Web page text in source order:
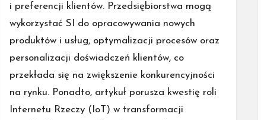
i preferencji klientów. Przedsiębiorstwa mogą
wykorzystać SI do opracowywania nowych
produktów i usług, optymalizacji procesów oraz
personalizacji doświadczeń klientów, co
przekłada się na zwiększenie konkurencyjności
na rynku. Ponadto, artykuł porusza kwestię roli
Internetu Rzeczy (IoT) w transformacji